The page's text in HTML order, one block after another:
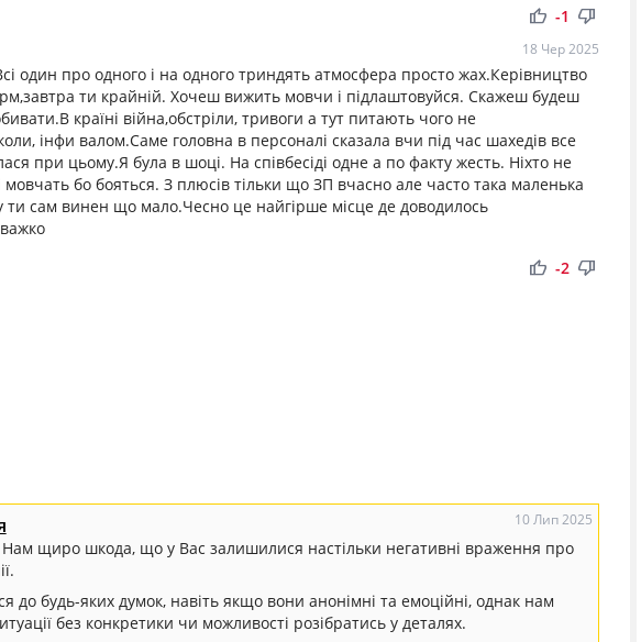
thumb_up thumb_down
-1
18 Чер 2025
один про одного і на одного триндять атмосфера просто жах.Керівництво
ти крайній. Хочеш вижить мовчи і підлаштовуйся. Скажеш будеш
країні війна,обстріли, тривоги а тут питають чого не
інфи валом.Саме головна в персоналі сказала вчи під час шахедів все
при цьому.Я була в шоці. На співбесіді одне а по факту жесть. Ніхто не
бо бояться. З плюсів тільки що ЗП вчасно але часто така маленька
ти сам винен що мало.Чесно це найгірше місце де доводилось
thumb_up thumb_down
-2
10 Лип 2025
Нам щиро шкода, що у Вас залишилися настільки негативні враження про
до будь-яких думок, навіть якщо вони анонімні та емоційні, однак нам
без конкретики чи можливості розібратись у деталях.